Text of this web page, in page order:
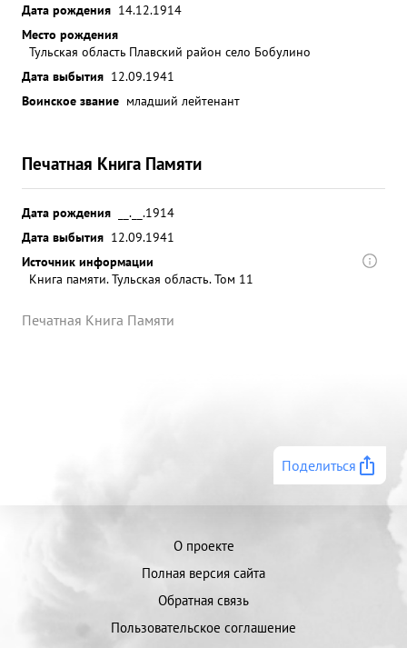
Дата рождения 14.12.1914
Место рождения
Тульская область Плавский район село Бобулино
Дата выбытия 12.09.1941
Воинское звание младший лейтенант
Печатная Книга Памяти
Дата рождения
__.__.1914
Дата выбытия 12.09.1941
Источник информации
Книга памяти. Тульская область. Том 11
Печатная Книга Памяти
Поделиться
О проекте
Полная версия сайта
Обратная связь
Пользовательское соглашение